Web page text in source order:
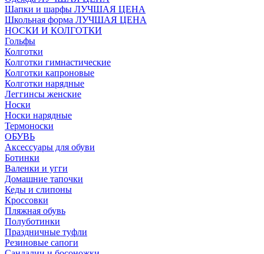
Шапки и шарфы ЛУЧШАЯ ЦЕНА
Школьная форма ЛУЧШАЯ ЦЕНА
НОСКИ И КОЛГОТКИ
Гольфы
Колготки
Колготки гимнастические
Колготки капроновые
Колготки нарядные
Леггинсы женские
Носки
Носки нарядные
Термоноски
ОБУВЬ
Аксессуары для обуви
Ботинки
Валенки и угги
Домашние тапочки
Кеды и слипоны
Кроссовки
Пляжная обувь
Полуботинки
Праздничные туфли
Резиновые сапоги